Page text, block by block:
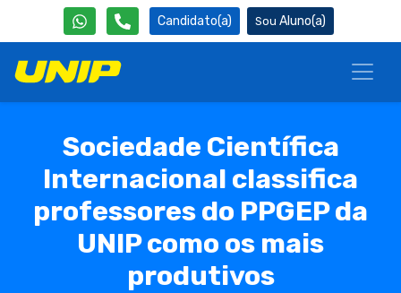
Candidato(a) Aluno(a)
Sociedade Científica
Internacional classifica
professores do PPGEP da
UNIP como os mais
produtivos